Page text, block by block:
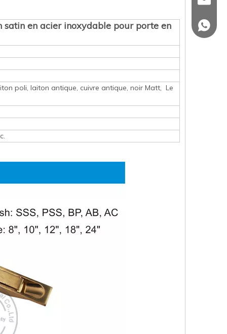
satin en acier inoxydable pour porte en
poli, laiton antique, cuivre antique, noir Matt, Le
+86